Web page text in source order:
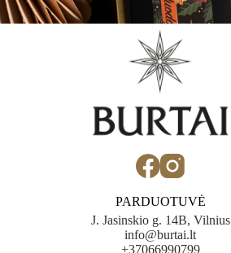
PARDUOTUVĖ
J. Jasinskio g. 14B, Vilnius
info@burtai.lt
+37066990799